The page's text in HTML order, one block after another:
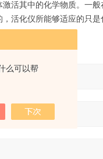
么可以帮
活其中的化学物质。一
活化仪所能够适应的只